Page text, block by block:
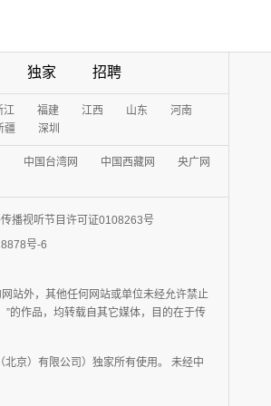
独家 招聘
江 福建 江西 山东
河南
疆 深圳
中国台湾网 中国西藏网
央广网
播视听节目许可证0108263号
号-6
站外，其他任何网站或单位未经允许禁止
的作品，均转载自其它媒体，目的在于传
京）有限公司）独家所有使用。 未经中